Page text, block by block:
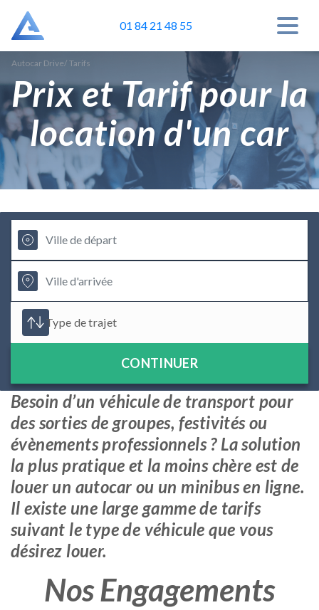
01 84 21 48 55
Autocar Drive/ Tarifs
Prix et Tarif pour la
location d'un car
CONTINUER
Besoin d’un véhicule de transport pour
des sorties de groupes, festivités ou
évènements professionnels ? La solution
la plus pratique et la moins chère est de
louer un autocar ou un minibus en ligne.
Il existe une large gamme de tarifs
suivant le type de véhicule que vous
désirez louer.
Nos Engagements